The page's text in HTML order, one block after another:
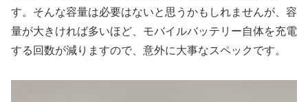
す。そんな容量は必要はないと思うかもしれませんが、容
量が大きければ多いほど、モバイルバッテリー自体を充電
する回数が減りますので、意外に大事なスペックです。